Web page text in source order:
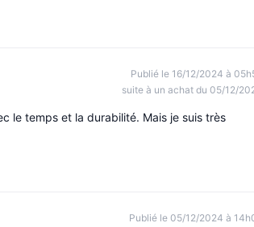
Publié le 16/12/2024 à
suite à un achat du 05/12/
le temps et la durabilité. Mais je suis très
Publié le 05/12/2024 à